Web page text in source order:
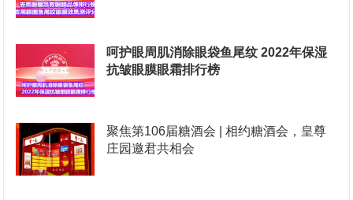
呵护眼周肌消除眼袋鱼尾纹 2022年保湿
抗皱眼膜眼霜排行榜
聚焦第106届糖酒会 | 相约糖酒会，皇尊
庄园邀君共相会